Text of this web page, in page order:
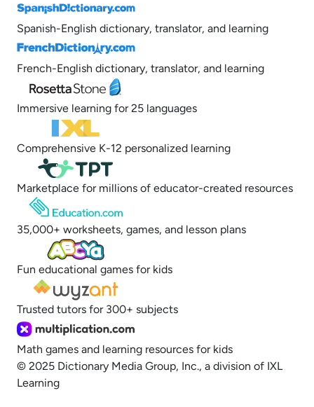
Spanish-English dictionary, translator, and learning
French-English dictionary, translator, and learning
Immersive learning for 25 languages
Comprehensive K-12 personalized learning
Marketplace for millions of educator-created resources
35,000+ worksheets, games, and lesson plans
Fun educational games for kids
Trusted tutors for 300+ subjects
Math games and learning resources for kids
© 2025 Dictionary Media Group, Inc., a division of IXL
Learning